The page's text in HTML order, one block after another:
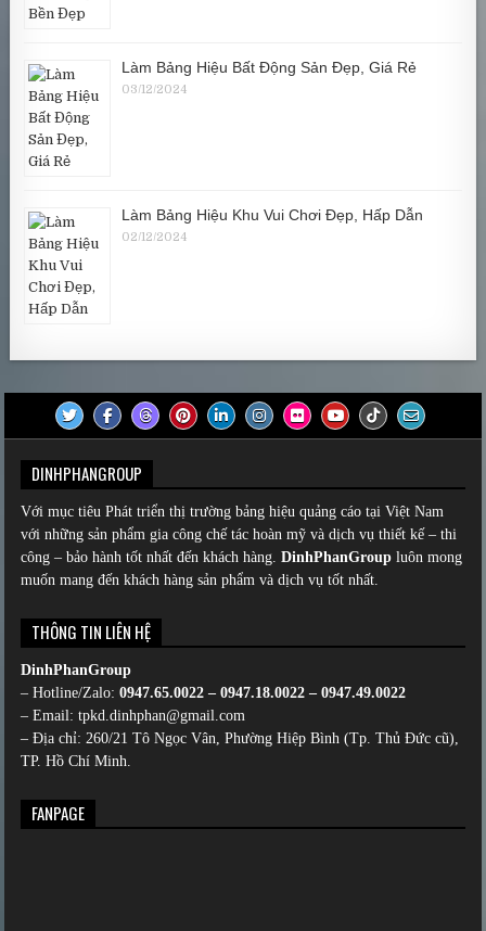
Làm Bảng Hiệu Bất Động Sản Đẹp, Giá Rẻ
03/12/2024
Làm Bảng Hiệu Khu Vui Chơi Đẹp, Hấp Dẫn
02/12/2024
DINHPHANGROUP
Với mục tiêu Phát triển thị trường bảng hiệu quảng cáo tại Việt Nam
với những sản phẩm gia công chế tác hoàn mỹ và dịch vụ thiết kế – thi
công – bảo hành tốt nhất đến khách hàng.DinhPhanGroup luôn mong
muốn mang đến khách hàng sản phẩm và dịch vụ tốt nhất.
THÔNG TIN LIÊN HỆ
DinhPhanGroup
– Hotline/Zalo:0947.65.0022 – 0947.18.0022 – 0947.49.0022
– Email: tpkd.dinhphan@gmail.com
– Địa chỉ: 260/21 Tô Ngọc Vân, Phường Hiệp Bình (Tp. Thủ Đức cũ),
TP. Hồ Chí Minh.
FANPAGE